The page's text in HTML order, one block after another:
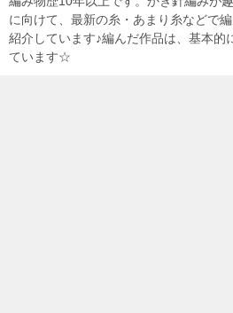
に向けて、最新の糸・あまり糸などで
紹介しています♪編んだ作品は、基本的
ています☆